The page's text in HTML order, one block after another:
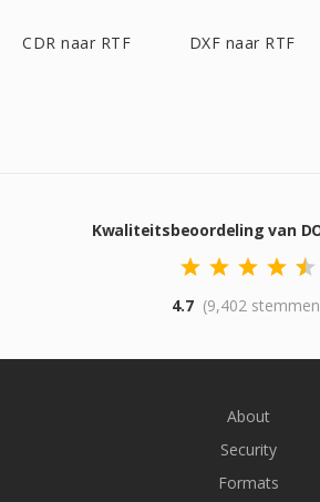
CDR naar RTF DXF naar RTF
Kwaliteitsbeoordeling van
4.7 (9,402
About
Security
Formats